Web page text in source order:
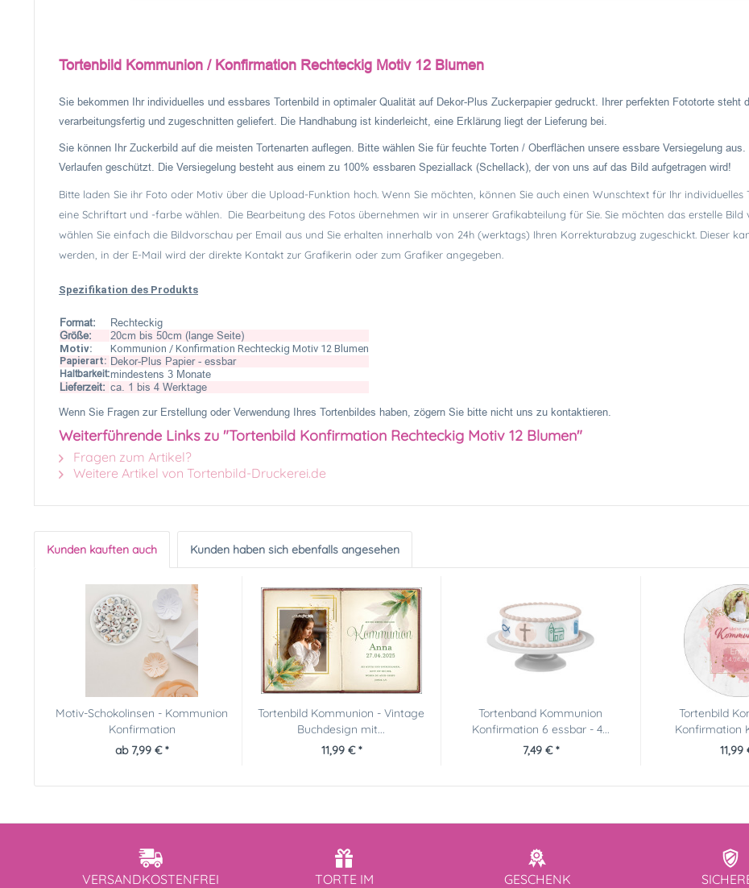
Tortenbild Kommunion / Konfirmation Rechteckig Motiv 12 Blumen
Sie bekommen Ihr individuelles und essbares Tortenbild in optimaler Qualität auf Dekor-Plus Zuckerpapier gedruckt. Ihrer perfekten Fototorte steht
verarbeitungsfertig und zugeschnitten geliefert. Die Handhabung ist kinderleicht, eine Erklärung liegt der Lieferung bei.
Sie können Ihr Zuckerbild auf die meisten Tortenarten auflegen. Bitte wählen Sie für feuchte Torten / Oberflächen unsere essbare Versiegelung
Verlaufen geschützt. Die Versiegelung besteht aus einem zu 100% essbaren Speziallack (Schellack), der von uns auf das Bild aufgetragen wird!
Bitte laden Sie ihr Foto oder Motiv über die Upload-Funktion hoch. Wenn Sie möchten, können Sie auch einen Wunschtext für Ihr
eine Schriftart und -farbe wählen. Die Bearbeitung des Fotos übernehmen wir in unserer Grafikabteilung für Sie. Sie möchten das erstelle
wählen Sie einfach die Bildvorschau per Email aus und Sie erhalten innerhalb von 24h (werktags) Ihren Korrekturabzug zugeschickt. Dieser
werden, in der E-Mail wird der direkte Kontakt zur Grafikerin oder zum Grafiker angegeben.
Spezifikation des Produkts
Format:
Rechteckig
Größe:
20cm bis 50cm (lange Seite)
Motiv:
Kommunion / Konfirmation Rechteckig Motiv 12 Blumen
Papierart: Dekor-Plus Papier - essbar
Haltbarkeit:mindestens 3 Monate
Lieferzeit: ca. 1 bis 4 Werktage
Wenn Sie Fragen zur Erstellung oder Verwendung Ihres Tortenbildes haben, zögern Sie bitte nicht uns zu kontaktieren.
Weiterführende Links zu "Tortenbild Konfirmation Rechteckig Motiv 12 Blumen"
Fragen zum Artikel?
Weitere Artikel von Tortenbild-Druckerei.de
Kunden kauften auch Kunden haben sich ebenfalls angesehen
Motiv-Schokolinsen - Kommunion
Konfirmation
ab 7,99 € *
Tortenbild Kommunion - Vintage
Buchdesign mit...
11,99 € *
Tortenband Kommunion
Konfirmation 6 essbar - 4...
7,49 € *
Tortenbild
Konfirmation
11,99
VERSANDKOSTENFREI
TORTE IM
GESCHENK